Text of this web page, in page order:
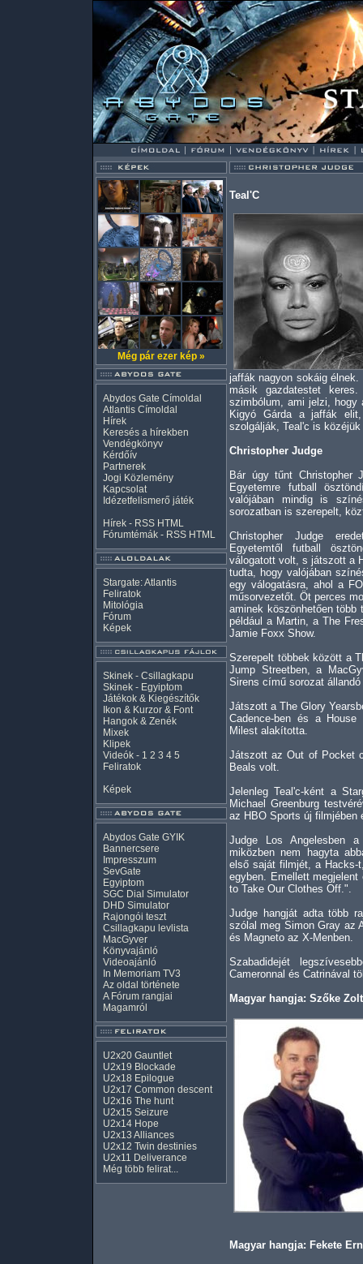
Még pár ezer kép »
Abydos Gate Címoldal
Atlantis Címoldal
Hírek
Keresés a hírekben
Vendégkönyv
Kérdőív
Partnerek
Jogi Közlemény
Kapcsolat
Idézetfelismerő játék
Hírek - RSS HTML
Fórumtémák - RSS HTML
Stargate: Atlantis
Feliratok
Mitológia
Fórum
Képek
Skinek - Csillagkapu
Skinek - Egyiptom
Játékok & Kiegészítők
Ikon & Kurzor & Font
Hangok & Zenék
Mixek
Klipek
Videók - 1 2 3 4 5
Feliratok
Képek
Abydos Gate GYIK
Bannercsere
Impresszum
SevGate
Egyiptom
SGC Dial Simulator
DHD Simulator
Rajongói teszt
Csillagkapu levlista
MacGyver
Könyvajánló
Videoajánló
In Memoriam TV3
Az oldal története
A Fórum rangjai
Magamról
U2x20 Gauntlet
U2x19 Blockade
U2x18 Epilogue
U2x17 Common descent
U2x16 The hunt
U2x15 Seizure
U2x14 Hope
U2x13 Alliances
U2x12 Twin destinies
U2x11 Deliverance
Még több felirat...
Teal'C
jaffák nagyon sokáig
másik gazdatestet
szimbólum, ami jelzi,
Kigyó Gárda a jaffák
szolgálják, Teal'c is
Christopher Judge
Bár úgy tűnt Christopher
Egyetemre futball
valójában mindig is
sorozatban is szerepelt,
Christopher Judge
Egyetemtől futball
válogatott volt, s játszott a
tudta, hogy valójában
egy válogatásra, ahol a
műsorvezetőt. Öt perces
aminek köszönhetően több
például a Martin, a The
Jamie Foxx Show.
Szerepelt többek között a
Jump Streetben, a
Sirens című sorozat
Játszott a The Glory
Cadence-ben és a
Milest alakította.
Játszott az Out of Pocket
Beals volt.
Jelenleg Teal'c-ként a
Michael Greenburg
az HBO Sports új filmjében
Judge Los Angelesben
miközben nem hagyta
első saját filmjét, a Hacks-
egyben. Emellett
to Take Our Clothes Off.".
Judge hangját adta több
szólal meg Simon Gray az
és Magneto az X-Menben.
Szabadidejét
Cameronnal és Catrinával
Magyar hangja: Szőke
Magyar hangja: Fekete